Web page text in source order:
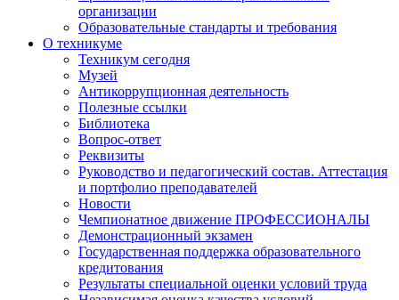
организации
Образовательные стандарты и требования
О техникуме
Техникум сегодня
Музей
Антикоррупционная деятельность
Полезные ссылки
Библиотека
Вопрос-ответ
Реквизиты
Руководство и педагогический состав. Аттестация
и портфолио преподавателей
Новости
Чемпионатное движение ПРОФЕССИОНАЛЫ
Демонстрационный экзамен
Государственная поддержка образовательного
кредитования
Результаты специальной оценки условий труда